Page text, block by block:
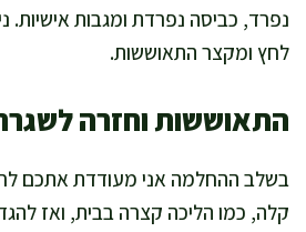
נפרד, כביסה נפרדת ומגבות אישיות.
לחץ ומקצר התאוששות.
התאוששות וחזרה
בשלב ההחלמה אני מעודדת אתכם
קלה, כמו הליכה קצרה בבית, ואז